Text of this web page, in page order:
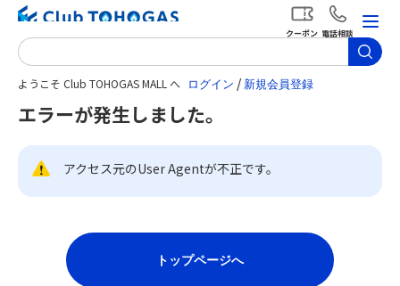
ようこそ Club TOHOGAS MALL へ /
クーポン 電話相談
エラーが発生しました。
アクセス元のUser Agentが不正です。